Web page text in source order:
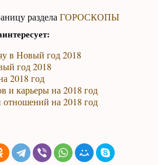
раздела ГОРОСКОПЫ
в Новый год 2018
год 2018
2018 год
и карьеры на 2018 год
на 2018 год